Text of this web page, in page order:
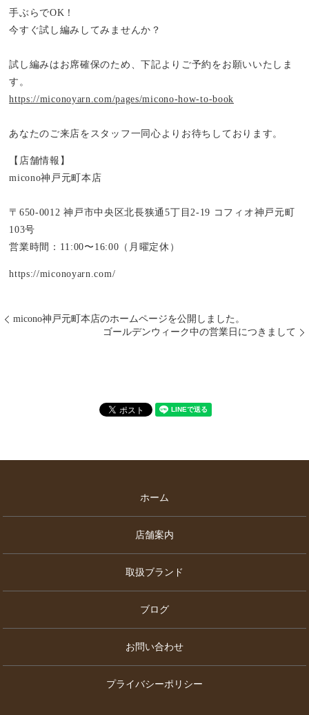
手ぶらでOK！
今すぐ試し編みしてみませんか？
試し編みはお席確保のため、下記よりご予約をお願いいたしま
す。
https://miconoyarn.com/pages/micono-how-to-book
あなたのご来店をスタッフ一同心よりお待ちしております。
【店舗情報】
micono神戸元町本店
〒650-0012 神戸市中央区北長狭通5丁目2-19 コフィオ神戸元町
103号
営業時間：11:00〜16:00（月曜定休）
https://miconoyarn.com/
micono神戸元町本店のホームページを公開しました。
ゴールデンウィーク中の営業日につきまして
ホーム
店舗案内
取扱ブランド
ブログ
お問い合わせ
プライバシーポリシー